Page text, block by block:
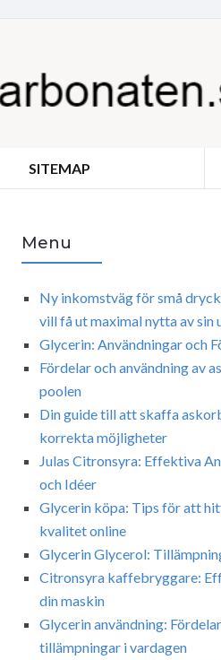
SITEMAP
Menu
Ny inkomstväg för små
vill få ut maximal nytta av sin
Glycerin: Användningar och
Fördelar och användning av
poolen
Din guide till att skaffa
korrekta möjligheter
Julas Citronsyra: Effektiva
och Idéer
Glycerin köpa: Tips för att
kvalitet online
Glycerin Glycerol:
Citronsyra kaffebryggare:
din maskin
Glycerin användning:
tillämpningar i vardagen